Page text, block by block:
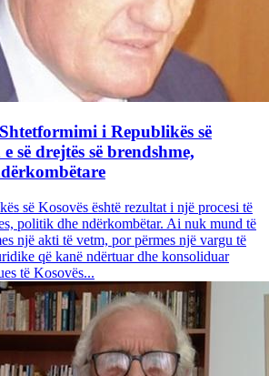
i Republikës së
së drejtës së brendshme,
së Kosovës është rezultat i një procesi të
politik dhe ndërkombëtar. Ai nuk mund të
një akti të vetm, por përmes një vargu të
që kanë ndërtuar dhe konsoliduar
të Kosovës...